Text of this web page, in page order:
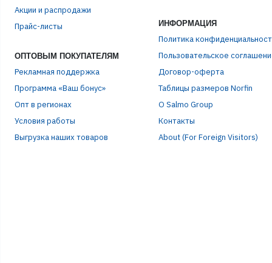
Акции и распродажи
Прайс-листы
ОПТОВЫМ ПОКУПАТЕЛЯМ
Рекламная поддержка
Программа «Ваш бонус»
Опт в регионах
Условия работы
Выгрузка наших товаров
ИНФОРМАЦИЯ
Политика
Пользовательское
Договор-оферта
Таблицы размеров Norfin
О Salmo Group
Контакты
About (For Foreign Visitors)